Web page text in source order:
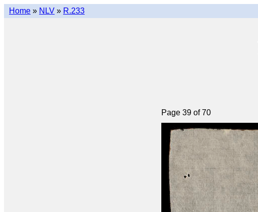
Home » NLV » R.233
Page 39 of 70